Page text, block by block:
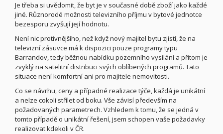
Je třeba si uvědomit, že byt je v současné době zboží jako každé
jiné. Různorodé možnosti televizního příjmu v bytové jednotce
bezesporu zvyšují její hodnotu.
Není nic protivnějšího, než když nový majitel bytu zjistí, že na
televizní zásuvce má k dispozici pouze programy typu
Barrandov, tedy běžnou nabídku pozemního vysílání a přitom je
zvyklý na satelitní distribuci svých oblíbených programů. Tato
situace není komfortní ani pro majitele nemovitosti.
Co se návrhu, ceny a případné realizace týče, každá je unikátní
a nelze cokoli střílet od boku. Vše závisí především na
požadovaných parametrech. Vzhledem k tomu, že se jedná v
tomto případě o unikátní řešení, jsem schopen vaše požadavky
realizovat kdekoli v ČR.